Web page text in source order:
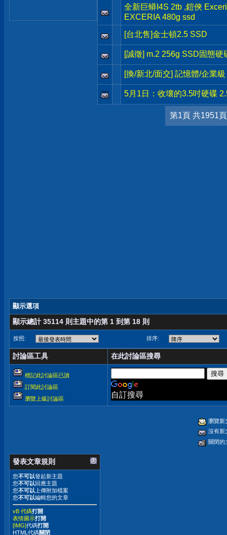
全新巨蟒I4S 2tb ,鎧俠
EXCERIA 480g ssd
[台北售]金士頓2.5 SSD
[誠徵] m.2 256g SSD固態硬
[換/新北/面交] 記憶體/企業
5月1日：收壞的3.5吋硬碟
第1頁 共1951頁
顯示選項
顯示總計 35114 則主題中的第 1 到第 18 則
按照: 排序:
討論區工具 在此討論區搜尋
標記此討論區已讀
訂閱此討論區
瀏覽上級討論區
自訂搜尋
瀏覽新
沒有新
關閉的
發表文章規則
您不可以發起新主題
您不可以回應主題
您不可以 上傳附加檔案
您不可以編輯您的文章
vB 代碼打開
表情圖示打開
[IMG]代碼打開
HTML代碼關閉